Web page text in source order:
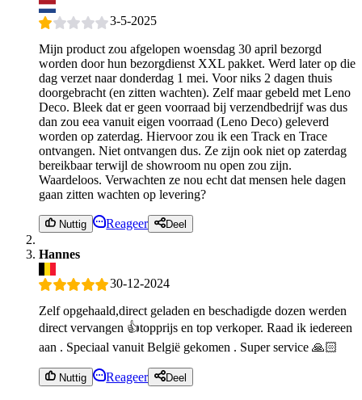
3-5-2025
Mijn product zou afgelopen woensdag 30 april bezorgd
worden door hun bezorgdienst XXL pakket. Werd later op die
dag verzet naar donderdag 1 mei. Voor niks 2 dagen thuis
doorgebracht (en zitten wachten). Zelf maar gebeld met Leno
Deco. Bleek dat er geen voorraad bij verzendbedrijf was dus
dan zou eea vanuit eigen voorraad (Leno Deco) geleverd
worden op zaterdag. Hiervoor zou ik een Track en Trace
ontvangen. Niet ontvangen dus. Ze zijn ook niet op zaterdag
bereikbaar terwijl de showroom nu open zou zijn.
Waardeloos. Verwachten ze nou echt dat mensen hele dagen
gaan zitten wachten op levering?
Nuttig Reageer Deel
Hannes
30-12-2024
Zelf opgehaald,direct geladen en beschadigde dozen werden
direct vervangen 👍topprijs en top verkoper. Raad ik iedereen
aan . Speciaal vanuit België gekomen . Super service 🙏🏻
Nuttig Reageer Deel